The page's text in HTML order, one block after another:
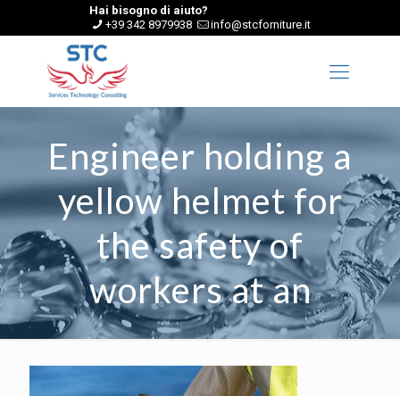
Hai bisogno di aiuto?
+39 342 8979938
info@stcforniture.it
Engineer holding a
yellow helmet for
the safety of
workers at an